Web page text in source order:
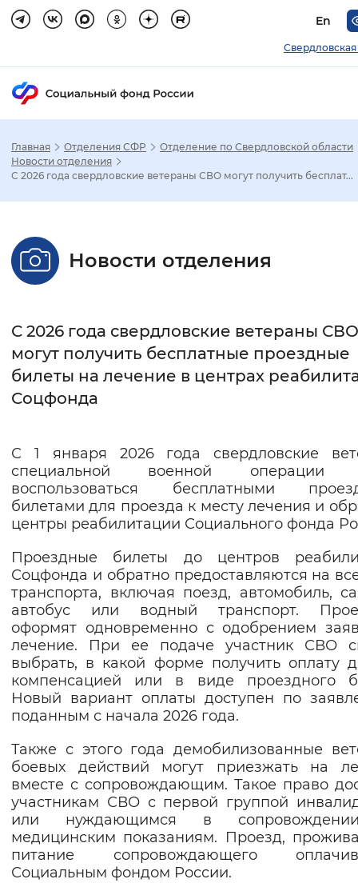
En
Свердловская
Настройка режима отображения
Стандартный Увеличенный
Без засечек
Интервал между буквами
Цвет сайта
Монохромный Инверсивный
Синий фон
Изображения
Включены Выключены
Звуковой ассистент
Воспроизвести Остановить
Главная Отделения СФР
Отделение по Свердловской области
Новости отделения
С 2026 года свердловские ветераны СВО могут получить бесплат...
Новости отделения
С 2026 года свердловские ветераны СВО
могут получить бесплатные проездные
билеты на лечение в центрах
Соцфонда
С 1 января 2026 года свердловские
специальной военной операции
воспользоваться бесплатными
билетами для проезда к месту лечения и
центры реабилитации Социального фонда
Проездные билеты до центров
Соцфонда и обратно предоставляются на
транспорта, включая поезд, автомобиль,
автобус или водный транспорт.
оформят одновременно с одобрением
лечение. При ее подаче участник СВО
выбрать, в какой форме получить оплату
компенсацией или в виде проездного
Новый вариант оплаты доступен по
поданным с начала 2026 года.
Также с этого года демобилизованные
боевых действий могут приезжать на
вместе с сопровождающим. Такое право
участникам СВО с первой группой
или нуждающимся в
медицинским показаниям. Проезд,
питание сопровождающего
Социальным фондом России.